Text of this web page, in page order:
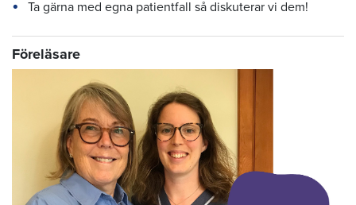
Ta gärna med egna patientfall så diskuterar vi dem!
Föreläsare